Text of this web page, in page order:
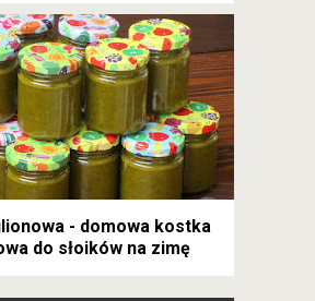
- domowa kostka
do słoików na zimę